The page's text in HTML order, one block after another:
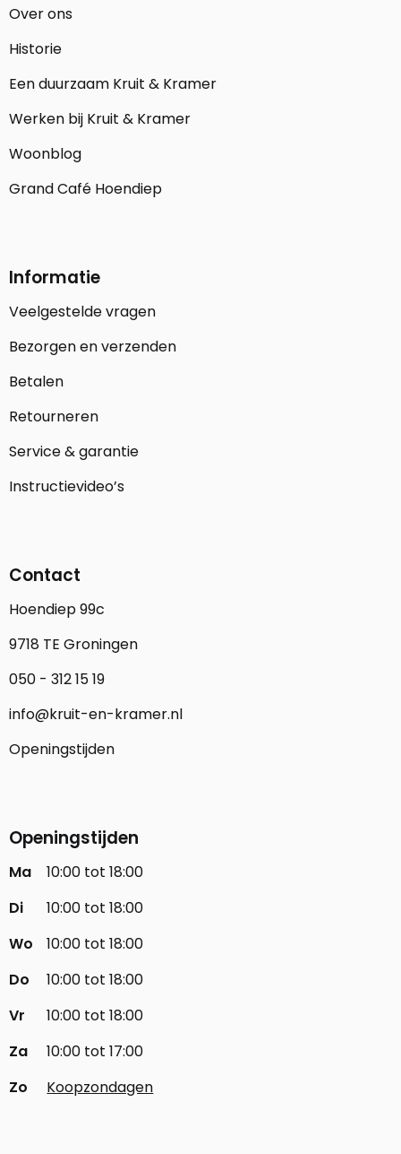
Over ons
Historie
Een duurzaam Kruit & Kramer
Werken bij Kruit & Kramer
Woonblog
Grand Café Hoendiep
Informatie
Veelgestelde vragen
Bezorgen en verzenden
Betalen
Retourneren
Service & garantie
Instructievideo’s
Contact
Hoendiep 99c
9718 TE Groningen
050 - 312 15 19
info@kruit-en-kramer.nl
Openingstijden
Openingstijden
Ma
10:00 tot 18:00
Di
10:00 tot 18:00
Wo
10:00 tot 18:00
Do
10:00 tot 18:00
Vr
10:00 tot 18:00
Za
10:00 tot 17:00
Zo
Koopzondagen